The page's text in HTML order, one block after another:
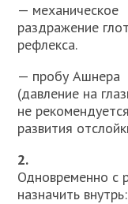
— механическое
раздражение
реф­лекса.
— пробу Ашнера
(давление на
не
развития
2.
Одновременно с
назначить внутрь: